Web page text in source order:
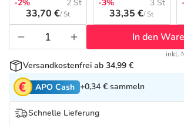
Tierapotheke
Vitamine & Mineralstoffe
Marken
Salus Deals
-2%
2 St
33,70 €/ St
-3% 3 St
33,35 €/ St
In den
inkl.
Versandkostenfrei ab 34,99 €
APO Cash +0,34 € sammeln
Schnelle Lieferung